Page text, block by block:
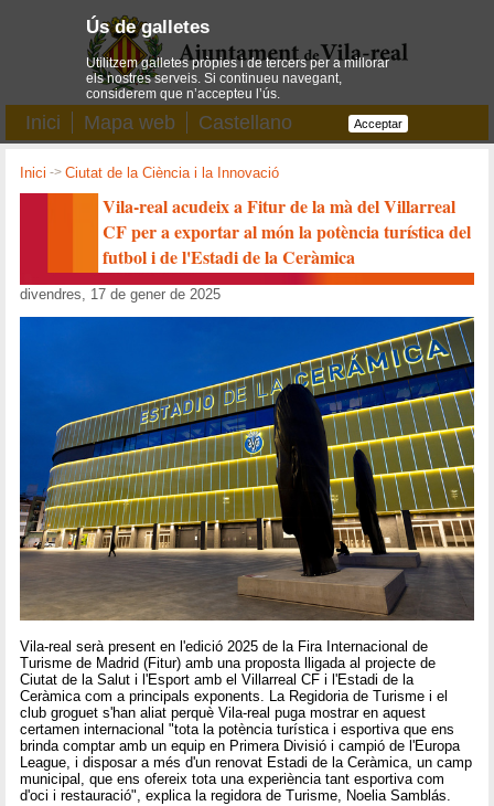
Inici Mapa web Castellano
Inici ->Ciutat de la Ciència i la Innovació
Vila-real acudeix a Fitur de la mà del Villarreal
CF per a exportar al món la potència turística del
futbol i de l'Estadi de la Ceràmica
divendres, 17 de gener de 2025
Vila-real serà present en l'edició 2025 de la Fira Internacional de
Turisme de Madrid (Fitur) amb una proposta lligada al projecte de
Ciutat de la Salut i l'Esport amb el Villarreal CF i l'Estadi de la
Ceràmica com a principals exponents. La Regidoria de Turisme i el
club groguet s'han aliat perquè Vila-real puga mostrar en aquest
certamen internacional "tota la potència turística i esportiva que ens
brinda comptar amb un equip en Primera Divisió i campió de l'Europa
League, i disposar a més d'un renovat Estadi de la Ceràmica, un camp
municipal, que ens ofereix tota una experiència tant esportiva com
d'oci i restauració", explica la regidora de Turisme, Noelia Samblás.
Ús de galletes
Utilitzem galletes pròpies i de tercers per a millorar
els nostres serveis. Si continueu navegant,
considerem que n’accepteu l’ús.
Acceptar